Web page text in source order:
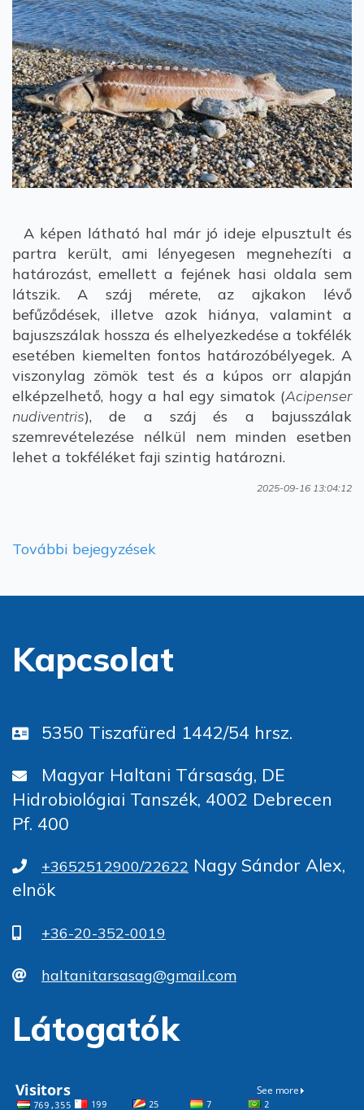
A képen látható hal már jó ideje elpusztult és
partra került, ami lényegesen megnehezíti a
határozást, emellett a fejének hasi oldala sem
látszik. A száj mérete, az ajkakon lévő
befűződések, illetve azok hiánya, valamint a
bajuszszálak hossza és elhelyezkedése a tokfélék
esetében kiemelten fontos határozóbélyegek. A
viszonylag zömök test és a kúpos orr alapján
elképzelhető, hogy a hal egy simatok (Acipenser
nudiventris), de a száj és a bajusszálak
szemrevételezése nélkül nem minden esetben
lehet a tokféléket faji szintig határozni.
2025-09-16 13:04:12
További bejegyzések
Kapcsolat
5350 Tiszafüred 1442/54 hrsz.
Magyar Haltani Társaság, DE
Hidrobiológiai Tanszék, 4002 Debrecen
Pf. 400
+3652512900/22622 Nagy Sándor Alex,
elnök
+36-20-352-0019
haltanitarsasag@gmail.com
Látogatók